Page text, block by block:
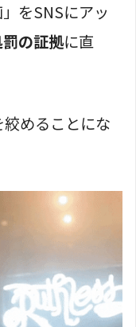
をSNSにアッ
の証拠に直
めることにな